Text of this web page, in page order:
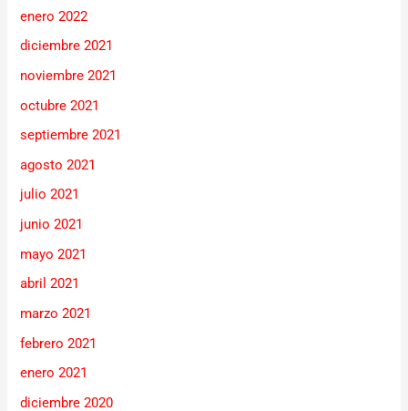
enero 2022
diciembre 2021
noviembre 2021
octubre 2021
septiembre 2021
agosto 2021
julio 2021
junio 2021
mayo 2021
abril 2021
marzo 2021
febrero 2021
enero 2021
diciembre 2020